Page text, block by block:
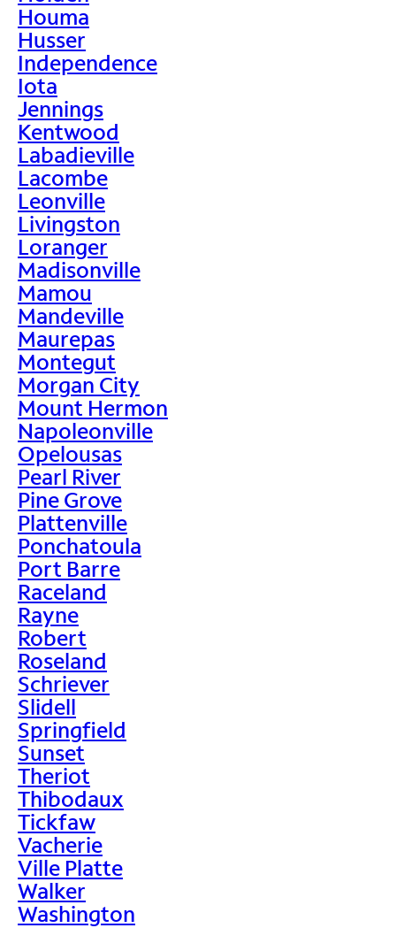
Houma
Husser
Independence
Iota
Jennings
Kentwood
Labadieville
Lacombe
Leonville
Livingston
Loranger
Madisonville
Mamou
Mandeville
Maurepas
Montegut
Morgan City
Mount Hermon
Napoleonville
Opelousas
Pearl River
Pine Grove
Plattenville
Ponchatoula
Port Barre
Raceland
Rayne
Robert
Roseland
Schriever
Slidell
Springfield
Sunset
Theriot
Thibodaux
Tickfaw
Vacherie
Ville Platte
Walker
Washington